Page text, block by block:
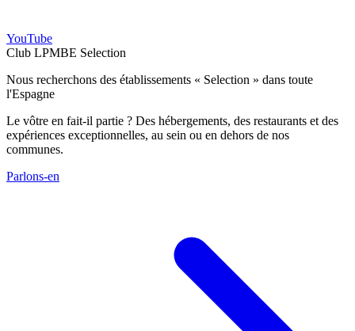
YouTube
Club LPMBE Selection
Nous recherchons des établissements « Selection » dans toute
l'Espagne
Le vôtre en fait-il partie ? Des hébergements, des restaurants et des
expériences exceptionnelles, au sein ou en dehors de nos
communes.
Parlons-en